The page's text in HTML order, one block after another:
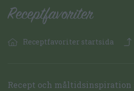
Receptfavoriter startsida
Recept och måltidsinspiration